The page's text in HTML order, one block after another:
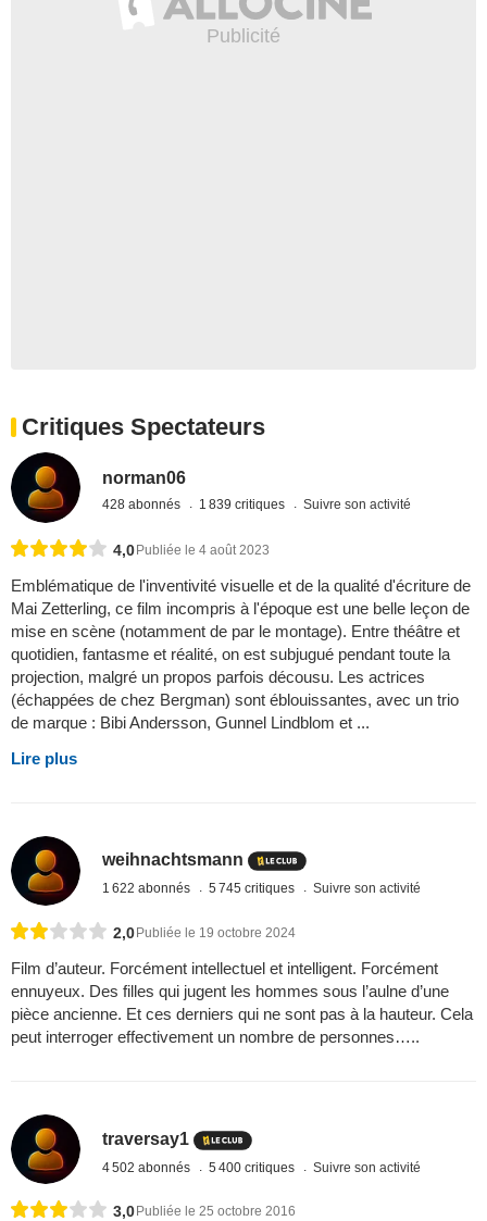
Critiques Spectateurs
norman06
428 abonnés 1 839 critiques Suivre son activité
4,0Publiée le 4 août 2023
Emblématique de l'inventivité visuelle et de la qualité d'écriture de
Mai Zetterling, ce film incompris à l'époque est une belle leçon de
mise en scène (notamment de par le montage). Entre théâtre et
quotidien, fantasme et réalité, on est subjugué pendant toute la
projection, malgré un propos parfois décousu. Les actrices
(échappées de chez Bergman) sont éblouissantes, avec un trio
de marque : Bibi Andersson, Gunnel Lindblom et ...
Lire plus
weihnachtsmann
1 622 abonnés 5 745 critiques Suivre son activité
2,0 Publiée le 19 octobre 2024
Film d’auteur. Forcément intellectuel et intelligent. Forcément
ennuyeux. Des filles qui jugent les hommes sous l’aulne d’une
pièce ancienne. Et ces derniers qui ne sont pas à la hauteur. Cela
peut interroger effectivement un nombre de personnes…..
traversay1
4 502 abonnés 5 400 critiques Suivre son activité
3,0 Publiée le 25 octobre 2016